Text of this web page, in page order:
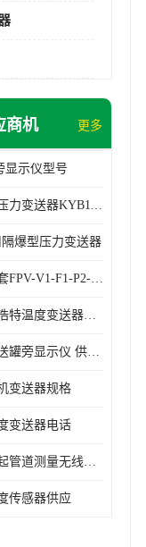
商机 更多
显示仪型号
自来水管道压力变送器KYB11G03M2型号 使用方便
爆型压力变送器
电力冶金配套FPV-V1-F1-P2-03电压变送器
内蒙古呼和浩特温度变送器配套罐旁显示仪供应 性能稳定
甘肃远传变送罐旁显示仪 供应及时
变送器规格
变送器电话
河北唐山燃起管道测量无线压力变送器型号 性能稳定
传感器供应